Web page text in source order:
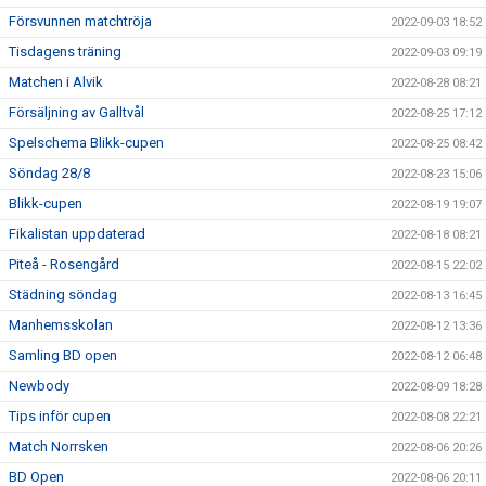
Försvunnen matchtröja 2022-09-03 18:52
Tisdagens träning 2022-09-03 09:19
Matchen i Alvik 2022-08-28 08:21
Försäljning av Galltvål 2022-08-25 17:12
Spelschema Blikk-cupen 2022-08-25 08:42
Söndag 28/8 2022-08-23 15:06
Blikk-cupen 2022-08-19 19:07
Fikalistan uppdaterad 2022-08-18 08:21
Piteå - Rosengård 2022-08-15 22:02
Städning söndag 2022-08-13 16:45
Manhemsskolan 2022-08-12 13:36
Samling BD open 2022-08-12 06:48
Newbody 2022-08-09 18:28
Tips inför cupen 2022-08-08 22:21
Match Norrsken 2022-08-06 20:26
BD Open 2022-08-06 20:11